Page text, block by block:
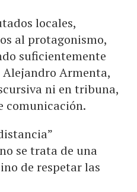
locales,
al protagonismo,
suficientemente
Alejandro Armenta,
ni en tribuna,
comunicación.
se trata de una
de respetar las